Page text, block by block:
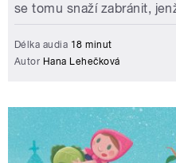
se tomu snaží zabránit,
Délka audia 18 minut
Autor Hana Lehečková